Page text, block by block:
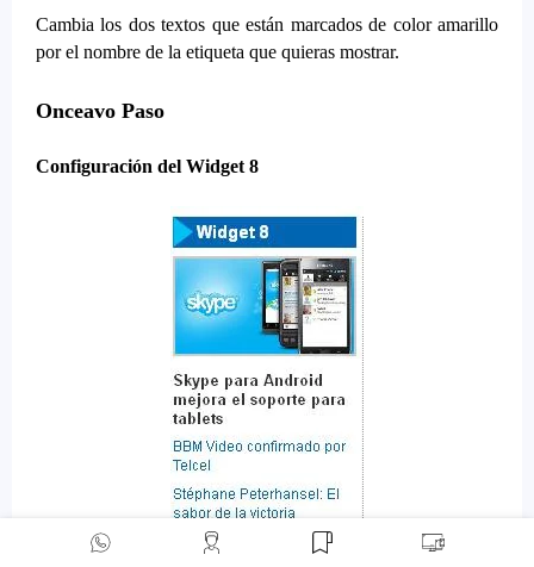
Cambia los dos textos que están marcados de color amarillo
por el nombre de la etiqueta que quieras mostrar.
Onceavo Paso
Configuración del Widget 8